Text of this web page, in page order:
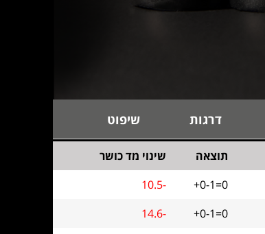
דרגות שיפוט
תוצאה
שינוי מד כושר
+0-1=0
10.5-
+0-1=0
14.6-